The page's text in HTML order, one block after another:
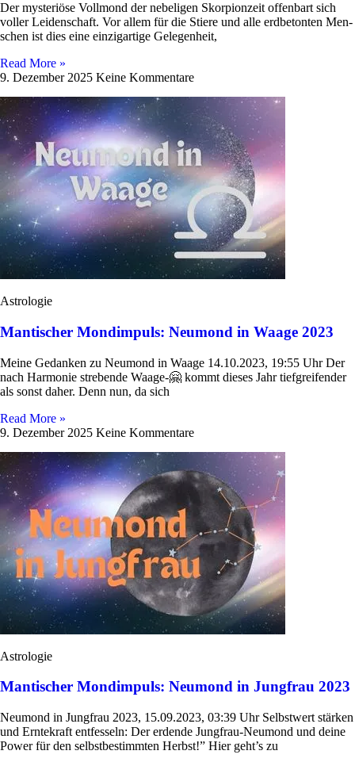
Der myste­riöse Voll­mond der nebe­ligen Skor­pion­zeit offen­bart sich
voller Lei­den­schaft. Vor allem für die Stiere und alle erd­be­tonten Men­
schen ist dies eine ein­zig­ar­tige Gelegenheit,
Read More »
9. Dezember 2025 Keine Kommentare
Astrologie
Mantischer Mondimpuls: Neumond in Waage 2023
Meine Gedanken zu Neu­mond in Waage 14.10.2023, 19:55 Uhr Der
nach Har­monie stre­bende Waage-🤗 kommt dieses Jahr tief­grei­fender
als sonst daher. Denn nun, da sich
Read More »
9. Dezember 2025 Keine Kommentare
Astrologie
Mantischer Mondimpuls: Neumond in Jungfrau 2023
Neu­mond in Jung­frau 2023, 15.09.2023, 03:39 Uhr Selbst­wert stärken
und Ern­te­kraft ent­fes­seln: Der erdende Jun­g­­frau-Neu­­mond und deine
Power für den selbst­be­stimmten Herbst!” Hier geht’s zu